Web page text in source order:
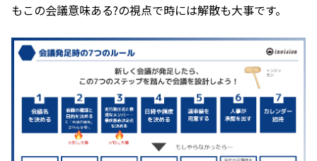
もこの会議意味ある?の視点で時には解散も大事です。